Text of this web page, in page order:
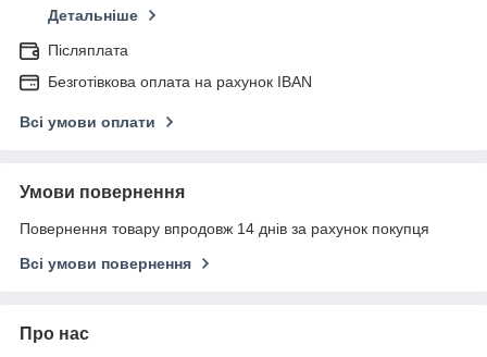
Детальніше
Післяплата
Безготівкова оплата на рахунок IBAN
Всі умови оплати
Умови повернення
Повернення товару впродовж 14 днів за рахунок покупця
Всі умови повернення
Про нас